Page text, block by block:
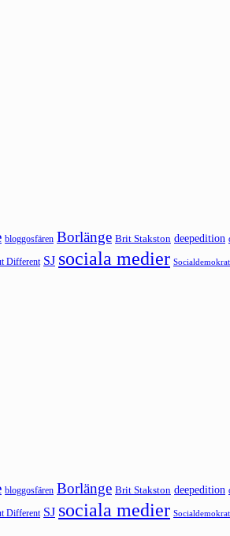
bloggosfären Borlänge Brit Stakston deepedition
Different SJ sociala medier
bloggosfären Borlänge Brit Stakston deepedition
Different SJ sociala medier